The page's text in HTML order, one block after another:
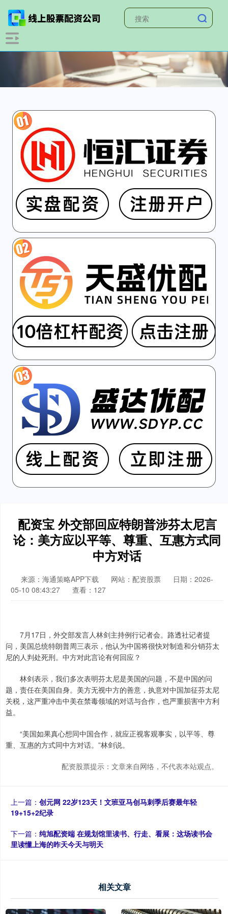
配资宝 外交部回应特朗普涉芬太尼言
论：美方应以平等、尊重、互惠方式同
中方对话
来源：海通策略APP下载 网站：配资股票
日期：2026-
05-10 08:43:27
查看：127
7月17日，外交部发言人林剑主持例行记者会。路透社记者提
问，美国总统特朗普周三表示，他认为中国将很快对制造和分销芬太
尼的人判处死刑。中方对此言论有何回应？
林剑表示，我们多次表明芬太尼是美国的问题，不是中国的问
题，责任在美国自身。美方无视中方的善意，执意对中国加征芬太尼
关税，这严重冲击中美在禁毒领域的对话与合作，也严重损害中方利
益。
“美国如果真心想同中国合作，就应正视客观事实，以平等、尊
重、互惠的方式同中方对话。”林剑说。
配资股票提示：文章来自网络，不代表本站观点。
上一篇： 创元网 22岁123天！文班亚马创马刺季后赛最年轻
19+15+2纪录
下一篇： 纯旭配资端 在规划馆里读书、行走、看展：这场读书会
里读懂上海的昨天今天与明天
相关文章